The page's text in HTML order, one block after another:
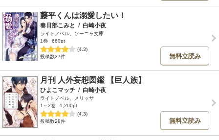
藤平くんは溺愛したい！
春日部こみと / 白崎小夜
ライトノベル、ソーニャ文庫
1巻
660pt
(4.3)
投稿数37件
無料立読み
月刊 人外妄想図鑑 【巨人族】
ひよこマッチ / 白崎小夜
ライトノベル、メリッサ
1～2巻
1,200pt
(4.3)
投稿数28件
無料立読み